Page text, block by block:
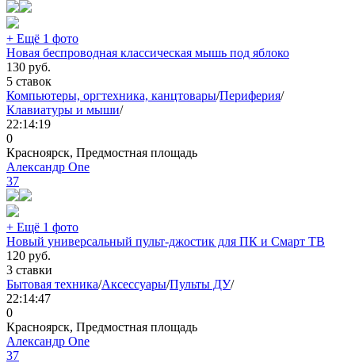
+ Ещё 1 фото
Новая беспроводная классическая мышь под яблоко
130 руб.
5 ставок
Компьютеры, оргтехника, канцтовары/Периферия/
Клавиатуры и мыши/
22:14:19
0
Красноярск, Предмостная площадь
Александр One
37
+ Ещё 1 фото
Новый универсальный пульт-джостик для ПК и Смарт ТВ
120 руб.
3 ставки
Бытовая техника/Аксессуары/Пульты ДУ/
22:14:47
0
Красноярск, Предмостная площадь
Александр One
37